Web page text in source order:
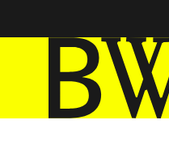
BWA Wrocław
Galerie Sztuki